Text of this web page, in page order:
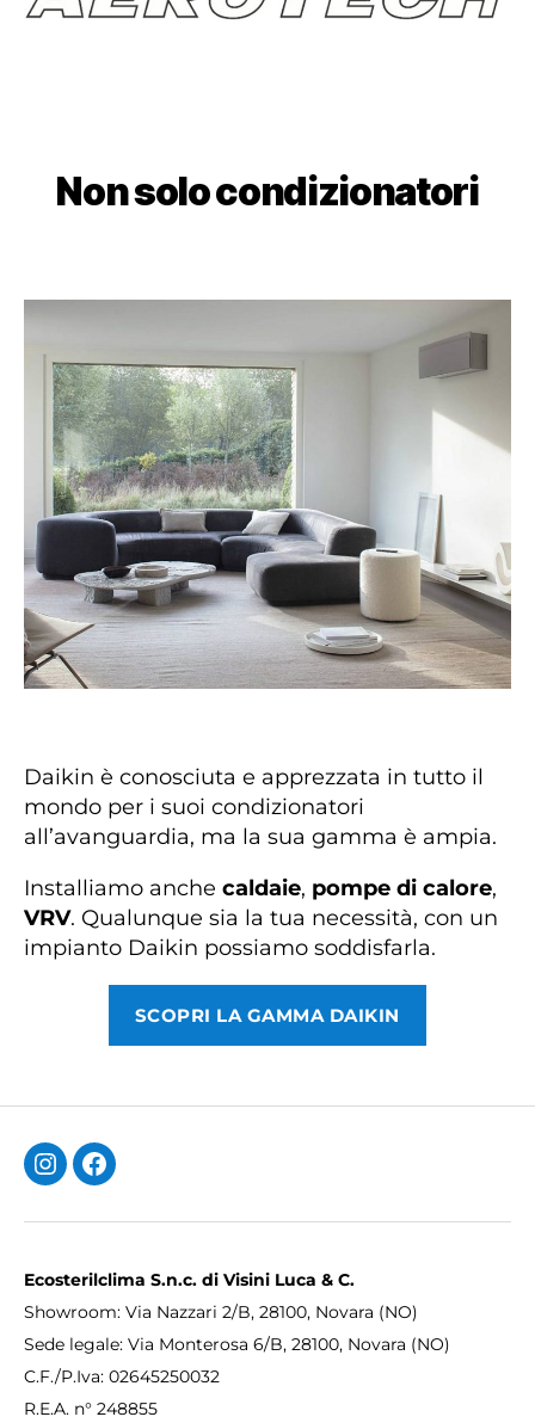
Non solo condizionatori
Daikin è conosciuta e apprezzata in tutto il
mondo per i suoi condizionatori
all’avanguardia, ma la sua gamma è ampia.
Installiamo anche caldaie, pompe di calore,
VRV. Qualunque sia la tua necessità, con un
impianto Daikin possiamo soddisfarla.
SCOPRI LA GAMMA DAIKIN
InstagramFacebook
Ecosterilclima S.n.c. di Visini Luca & C.
Showroom: Via Nazzari 2/B, 28100, Novara (NO)
Sede legale: Via Monterosa 6/B, 28100, Novara (NO)
C.F./P.Iva: 02645250032
R.E.A. n° 248855